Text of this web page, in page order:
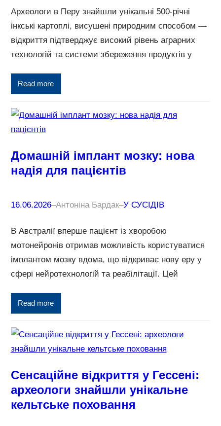
Археологи в Перу знайшли унікальні 500-річні
інкські картоплі, висушені природним способом —
відкриття підтверджує високий рівень аграрних
технологій та системи збереження продуктів у
Read more
Домашній імплант мозку: нова
надія для пацієнтів
16.06.2026–Антоніна Бардак–У СУСІДІВ
В Австралії вперше пацієнт із хворобою
мотонейронів отримав можливість користуватися
імплантом мозку вдома, що відкриває нову еру у
сфері нейротехнологій та реабілітації. Цей
Read more
Сенсаційне відкриття у Гессені:
археологи знайшли унікальне
кельтське поховання